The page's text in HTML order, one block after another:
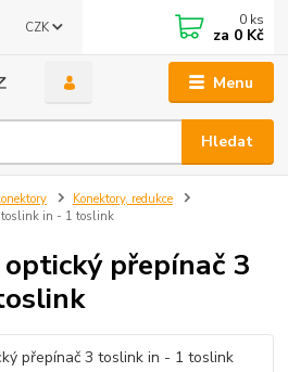
Menu
CZK
Hledat
0 ks
za 0 Kč
Konektory, redukce
toslink in - 1 toslink
přepínač 3